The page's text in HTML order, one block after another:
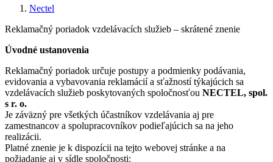
Nectel
Reklamačný poriadok vzdelávacích služieb – skrátené znenie
Úvodné ustanovenia
Reklamačný poriadok určuje postupy a podmienky podávania,
evidovania a vybavovania reklamácií a sťažností týkajúcich sa
vzdelávacích služieb poskytovaných spoločnosťou NECTEL, spol.
s r. o.
Je záväzný pre všetkých účastníkov vzdelávania aj pre
zamestnancov a spolupracovníkov podieľajúcich sa na jeho
realizácii.
Platné znenie je k dispozícii na tejto webovej stránke a na
požiadanie aj v sídle spoločnosti: